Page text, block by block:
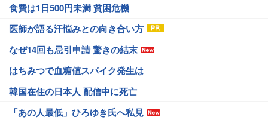
食費は1日500円未満 貧困危機
医師が語る汗悩みとの向き合い方
なぜ14回も忌引申請 驚きの結末
はちみつで血糖値スパイク発生は
韓国在住の日本人 配信中に死亡
「あの人最低」ひろゆき氏へ私見